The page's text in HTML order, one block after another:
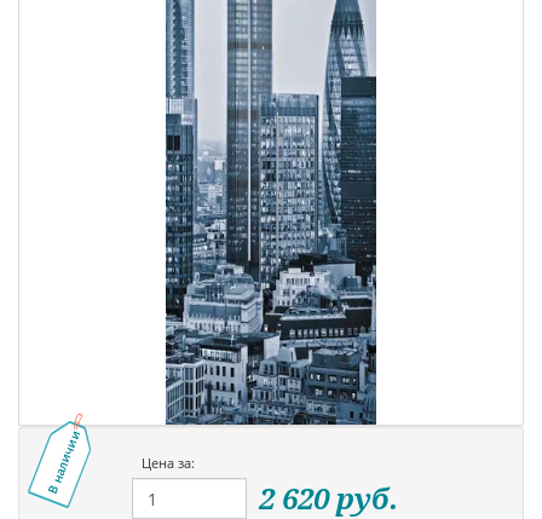
В наличии Цена за:
2 620руб.